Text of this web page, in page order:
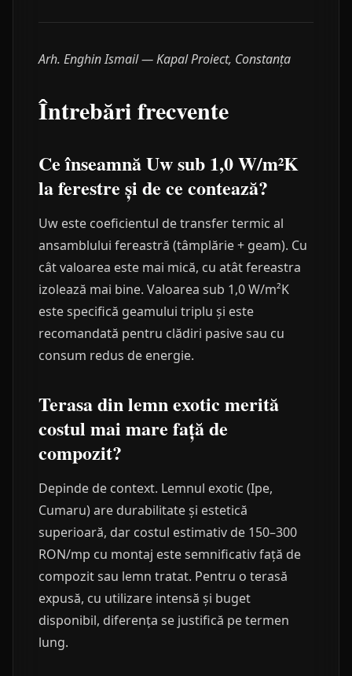
Arh. Enghin Ismail — Kapal Proiect, Constanța
Întrebări frecvente
Ce înseamnă Uw sub 1,0 W/m²K
la ferestre și de ce contează?
Uw este coeficientul de transfer termic al
ansamblului fereastră (tâmplărie + geam). Cu
cât valoarea este mai mică, cu atât fereastra
izolează mai bine. Valoarea sub 1,0 W/m²K
este specifică geamului triplu și este
recomandată pentru clădiri pasive sau cu
consum redus de energie.
Terasa din lemn exotic merită
costul mai mare față de
compozit?
Depinde de context. Lemnul exotic (Ipe,
Cumaru) are durabilitate și estetică
superioară, dar costul estimativ de 150–300
RON/mp cu montaj este semnificativ față de
compozit sau lemn tratat. Pentru o terasă
expusă, cu utilizare intensă și buget
disponibil, diferența se justifică pe termen
lung.